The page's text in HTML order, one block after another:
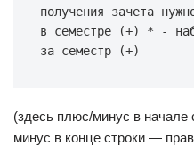
получения
зачета
в
семестре (+) * -
за семестр (+)
(здесь плюс/минус в
минус в конце строки —